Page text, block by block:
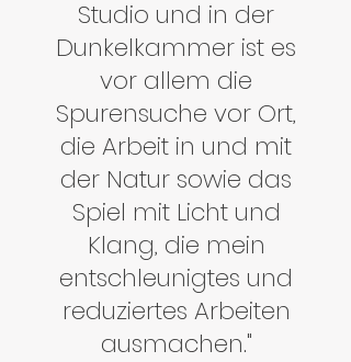
Studio und in der
Dunkelkammer ist es
vor allem die
Spurensuche vor Ort,
die Arbeit in und mit
der Natur sowie das
Spiel mit Licht und
Klang, die mein
entschleunigtes und
reduziertes Arbeiten
ausmachen."